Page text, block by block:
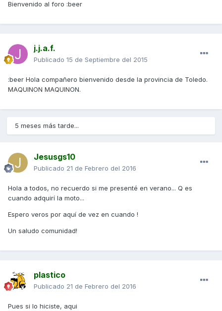
Bienvenido al foro :beer
j.j.a.f.
Publicado 15 de Septiembre del 2015
:beer Hola compañero bienvenido desde la provincia de Toledo.
MAQUINON MAQUINON.
5 meses más tarde...
Jesusgs10
Publicado 21 de Febrero del 2016
Hola a todos, no recuerdo si me presenté en verano... Q es
cuando adquirí la moto...
Espero veros por aquí de vez en cuando !
Un saludo comunidad!
plastico
Publicado 21 de Febrero del 2016
Pues si lo hiciste, aqui